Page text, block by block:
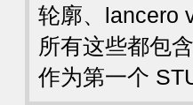
轮廓、lancero
所有这些都包
作为第一个